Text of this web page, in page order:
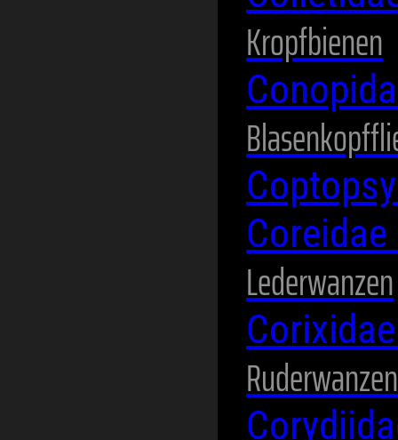
Kropfbienen
Coreidae
Lederwanzen
Ruderwanzen